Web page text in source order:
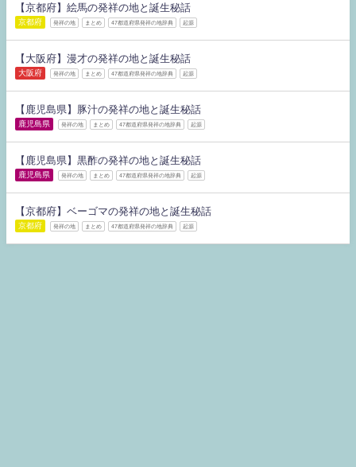
【京都府】絵馬の発祥の地と誕生秘話
京都府 発祥の地 まとめ 47都道府県発祥の地辞典 起源
【大阪府】漫才の発祥の地と誕生秘話
大阪府 発祥の地 まとめ 47都道府県発祥の地辞典 起源
【鹿児島県】豚汁の発祥の地と誕生秘話
鹿児島県 発祥の地 まとめ 47都道府県発祥の地辞典 起源
【鹿児島県】黒酢の発祥の地と誕生秘話
鹿児島県 発祥の地 まとめ 47都道府県発祥の地辞典 起源
【京都府】ベーゴマの発祥の地と誕生秘話
京都府 発祥の地 まとめ 47都道府県発祥の地辞典 起源